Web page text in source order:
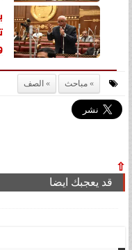
مباحث الصف
⇧
قد يعجبك ايضا